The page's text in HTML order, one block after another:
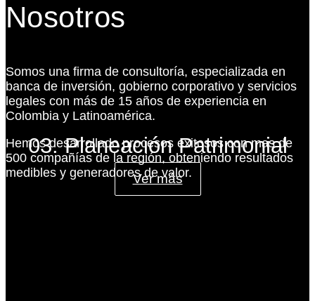
03. Planeación Patrimonial
Ver más
Nosotros
Somos una firma de consultoría, especializada en
banca de inversión, gobierno corporativo y servicios
legales con más de 15 años de experiencia en
Colombia y Latinoamérica.
Hemos desarrollado procesos exitosos con mas de
500 compañías de la región, obteniendo resultados
medibles y generadores de valor.